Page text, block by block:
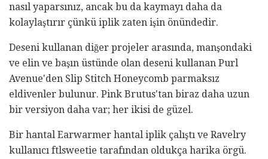
nasıl yaparsınız, ancak bu da kaymayı daha da
kolaylaştırır çünkü iplik zaten işin önündedir.
Deseni kullanan diğer projeler arasında, manşondaki
ve elin ve başın üstünde olan deseni kullanan Purl
Avenue'den Slip Stitch Honeycomb parmaksız
eldivenler bulunur. Pink Brutus'tan biraz daha uzun
bir versiyon daha var; her ikisi de güzel.
Bir hantal Earwarmer hantal iplik çalıştı ve Ravelry
kullanıcı ftlsweetie tarafından oldukça harika örgü.